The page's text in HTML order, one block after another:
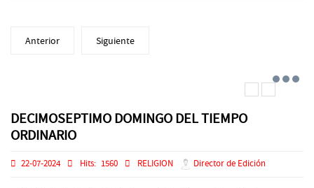
Anterior Siguiente
DECIMOSEPTIMO DOMINGO DEL TIEMPO
ORDINARIO
22-07-2024 Hits: 1560 RELIGION Director de Edición